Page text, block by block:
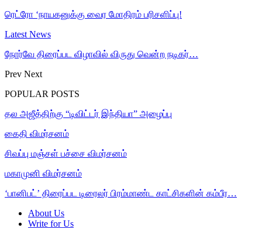
ரெட்ரோ ‘நாயகனுக்கு வைர மோதிரம் பரிசளிப்பு!
Latest News
நோர்வே திரைப்பட விழாவில் விருது வென்ற நடிகர்…
Prev Next
POPULAR POSTS
தல அஜீத்திற்கு “டிவிட்டர் இந்தியா” அழைப்பு
கைதி விமர்சனம்
சிவப்பு மஞ்சள் பச்சை விமர்சனம்
மகாமுனி விமர்சனம்
‘பானிபட்’ திரைப்பட டிரைலர் பிரம்மாண்ட காட்சிகளின் கம்பீர…
About Us
Write for Us